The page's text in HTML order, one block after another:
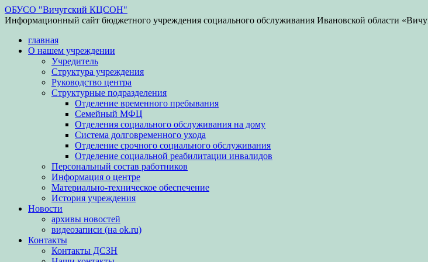
ОБУСО "Вичугский КЦСОН"
Информационный сайт бюджетного учреждения социального обслуживания Ивановской области
главная
О нашем учреждении
Учредитель
Структура учреждения
Руководство центра
Структурные подразделения
Отделение временного пребывания
Семейный МФЦ
Отделения социального обслуживания на дому
Система долговременного ухода
Отделение срочного социального обслуживания
Отделение социальной реабилитации инвалидов
Персональный состав работников
Информация о центре
Материально-техническое обеспечение
История учреждения
Новости
архивы новостей
видеозаписи (на ok.ru)
Контакты
Контакты ДСЗН